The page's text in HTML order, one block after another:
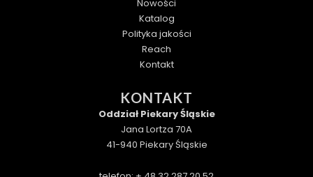
Nowości
Katalog
Polityka jakości
Reach
Kontakt
KONTAKT
Oddział Piekary Śląskie
Jana Lortza 70A
41-940 Piekary Śląskie